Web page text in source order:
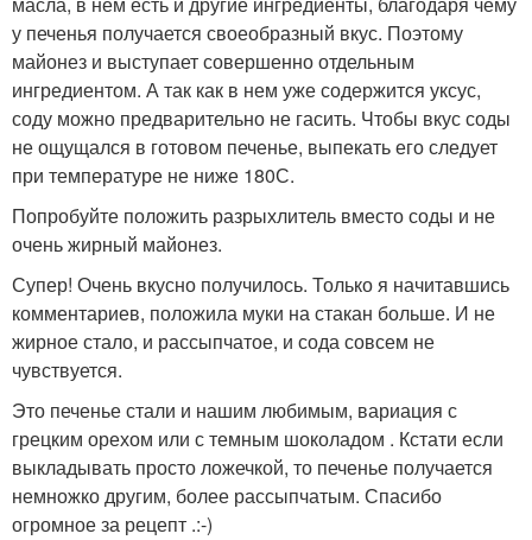
у печенья получается своеобразный вкус. Поэтому
майонез и выступает совершенно отдельным
ингредиентом. А так как в нем уже содержится уксус,
соду можно предварительно не гасить. Чтобы вкус соды
не ощущался в готовом печенье, выпекать его следует
при температуре не ниже 180С.
Попробуйте положить разрыхлитель вместо соды и не
очень жирный майонез.
Супер! Очень вкусно получилось. Только я начитавшись
комментариев, положила муки на стакан больше. И не
жирное стало, и рассыпчатое, и сода совсем не
чувствуется.
Это печенье стали и нашим любимым, вариация с
грецким орехом или с темным шоколадом . Кстати если
выкладывать просто ложечкой, то печенье получается
немножко другим, более рассыпчатым. Спасибо
огромное за рецепт .:-)